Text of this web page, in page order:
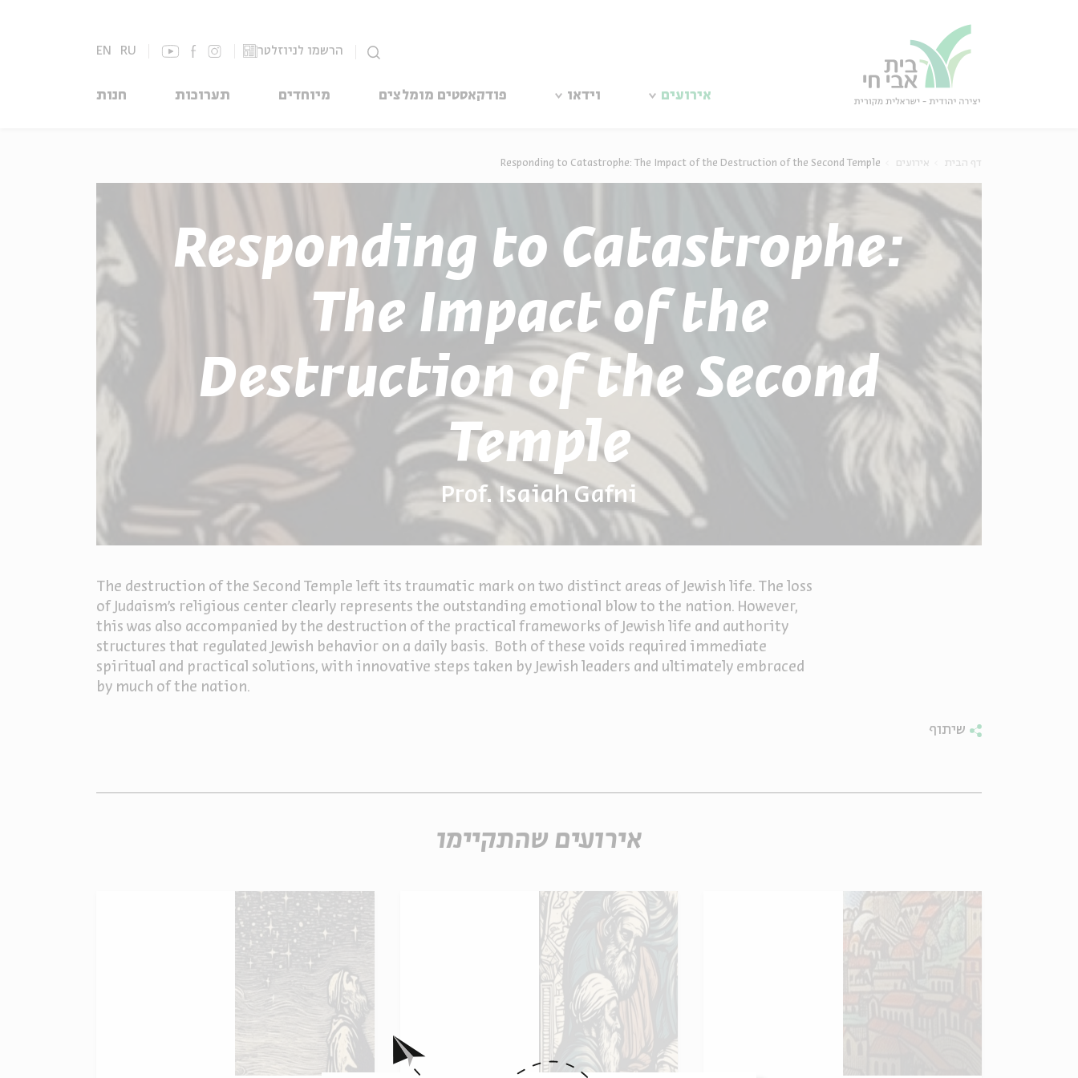
הרשמו לניוזלטר EN RU
אירועים וידאו פודקאסטים מומלצים מיוחדים תערוכות חנות
דף הבית אירועים Responding to Catastrophe: The Impact of the Destruction of the Second Temple
Responding to Catastrophe:
The Impact of the
Destruction of the Second
Temple
Prof. Isaiah Gafni
The destruction of the Second Temple left its traumatic mark on two distinct areas of Jewish life. The loss
of Judaism's religious center clearly represents the outstanding emotional blow to the nation. However,
this was also accompanied by the destruction of the practical frameworks of Jewish life and authority
structures that regulated Jewish behavior on a daily basis. Both of these voids required immediate
spiritual and practical solutions, with innovative steps taken by Jewish leaders and ultimately embraced
by much of the nation.
שיתוף
אירועים שהתקיימו